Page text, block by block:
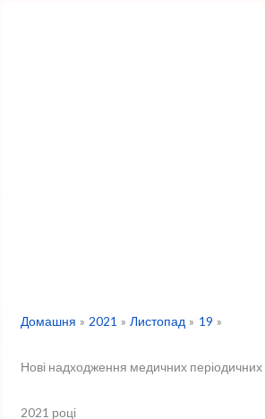
Домашня 2021 Листопад 19
Нові надходження медичних періодичних
2021 році